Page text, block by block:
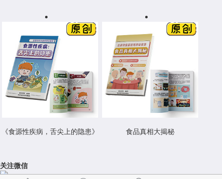
《食源性疾病，舌尖上的隐患》 食品真相大揭秘
关注微信